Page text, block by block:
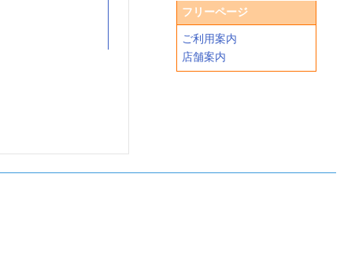
フリーページ
ご利用案内
店舗案内